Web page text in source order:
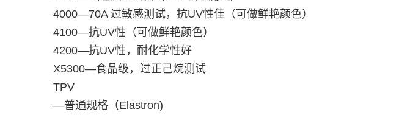
4000—70A 过敏感测试，抗UV性佳（可做鲜艳颜色）
4100—抗UV性（可做鲜艳颜色）
4200—抗UV性，耐化学性好
X5300—食品级，过正己烷测试
TPV
—普通规格（Elastron)